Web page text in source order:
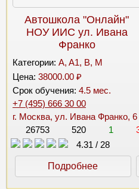
Автошкола "Онлайн"
НОУ ИИС ул. Ивана
Франко
Категории: A, A1, B, M
Цена: 38000.00 ₽
Срок обучения: 4.5 мес.
+7 (495) 666 30 00
г. Москва, ул. Ивана Франко, 6
26753
520 1
4.31 / 28
Подробнее